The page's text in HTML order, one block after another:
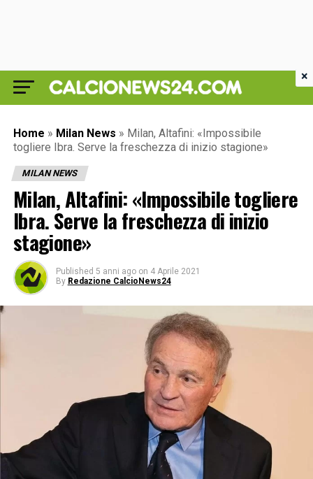
Home » Milan News » Milan, Altafini: «Impossibile
togliere Ibra. Serve la freschezza di inizio stagione»
MILAN NEWS
Milan, Altafini: «Impossibile togliere
Ibra. Serve la freschezza di inizio
stagione»
Published 5 anni ago on 4 Aprile 2021
By Redazione CalcioNews24
×